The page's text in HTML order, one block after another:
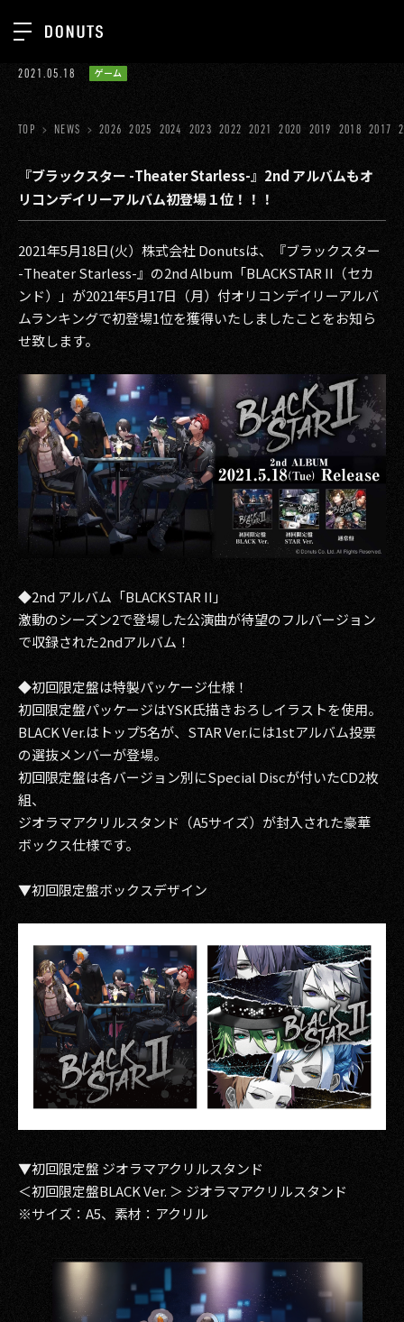
ジョブカン
ゲーム
ミクチャ
医療(CLIUS)
出版メディア
美少女図鑑
タテドラ
その他事業
2026
2025
2023
2022
2021
2020
2019
2016
2015
2014
2013
2012
2011
2010
TOP
ABOUT
SERVICES
GROUP
RECRUIT
CONTACT
PRIVACY POLICY
2021.05.18 ゲーム
TOP NEWS 2026 2025 2024 2023 2022 2021 2020 2019 2018 2017
『ブラックスター -Theater Starless-』2nd アルバムもオ
リコンデイリーアルバム初登場１位！！！
2021年5月18日(火）株式会社 Donutsは、『ブラックスター
-Theater Starless-』の2nd Album「BLACKSTAR II（セカ
ンド）」が2021年5月17日（月）付オリコンデイリーアルバ
ムランキングで初登場1位を獲得いたしましたことをお知ら
せ致します。
◆2nd アルバム「BLACKSTAR II」
激動のシーズン2で登場した公演曲が待望のフルバージョン
で収録された2ndアルバム！
◆初回限定盤は特製パッケージ仕様！
初回限定盤パッケージはYSK氏描きおろしイラストを使用。
BLACK Ver.はトップ5名が、STAR Ver.には1stアルバム投票
の選抜メンバーが登場。
初回限定盤は各バージョン別にSpecial Discが付いたCD2枚
組、
ジオラマアクリルスタンド（A5サイズ）が封入された豪華
ボックス仕様です。
▼初回限定盤ボックスデザイン
▼初回限定盤 ジオラマアクリルスタンド
＜初回限定盤BLACK Ver. ＞ ジオラマアクリルスタンド
※サイズ：A5、素材：アクリル